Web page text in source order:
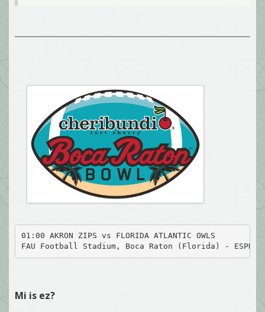
01:00 AKRON ZIPS vs FLORIDA ATLANTIC OWLS
FAU Football Stadium, Boca Raton (Florida) - ESPN
Mi is ez?